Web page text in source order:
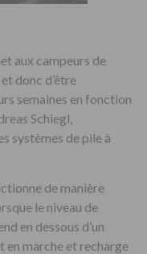
aux campeurs de
donc d’être
semaines en fonction
Schiegl,
systèmes de pile à
de manière
le niveau de
en dessous d’un
en marche et recharge